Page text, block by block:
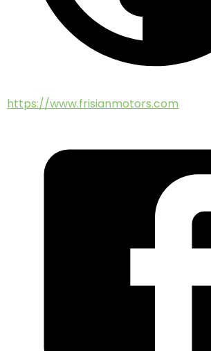
https://www.frisianmotors.com